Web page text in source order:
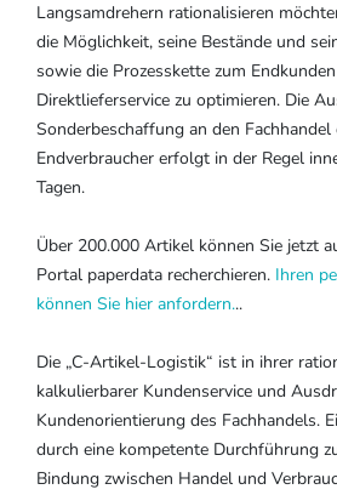
Langsamdrehern rationalisieren
die Möglichkeit, seine Bestände und
sowie die Prozesskette zum
Direktlieferservice zu optimieren. Die
Sonderbeschaffung an den Fachhandel
Endverbraucher erfolgt in der Regel
Tagen.
Über 200.000 Artikel können Sie jetzt
Portal paperdata recherchieren. Ihren
können Sie hier anfordern...
Die „C-Artikel-Logistik“ ist in ihrer
kalkulierbarer Kundenservice und
Kundenorientierung des Fachhandels.
durch eine kompetente Durchführung
Bindung zwischen Handel und